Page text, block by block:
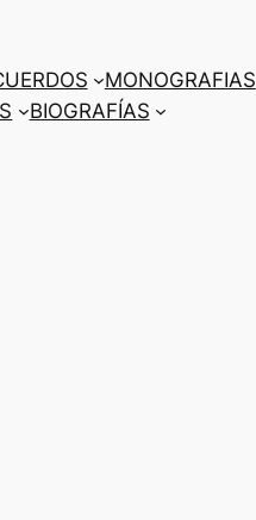
MONOGRAFIAS
BIOGRAFÍAS